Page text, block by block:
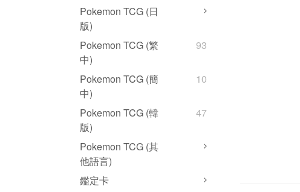
Pokemon TCG (日
版)
Pokemon TCG (繁
中)
93
Pokemon TCG (簡
中)
10
Pokemon TCG (韓
版)
47
Pokemon TCG (其
他語言)
鑑定卡